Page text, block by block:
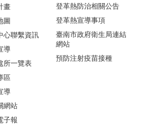
畫
圖
心聯繫資訊
導
所一覽表
區
導
網站
子報
登革熱防治相關公告
登革熱宣導事項
臺南市政府衛生局連結
網站
預防注射疫苗接種